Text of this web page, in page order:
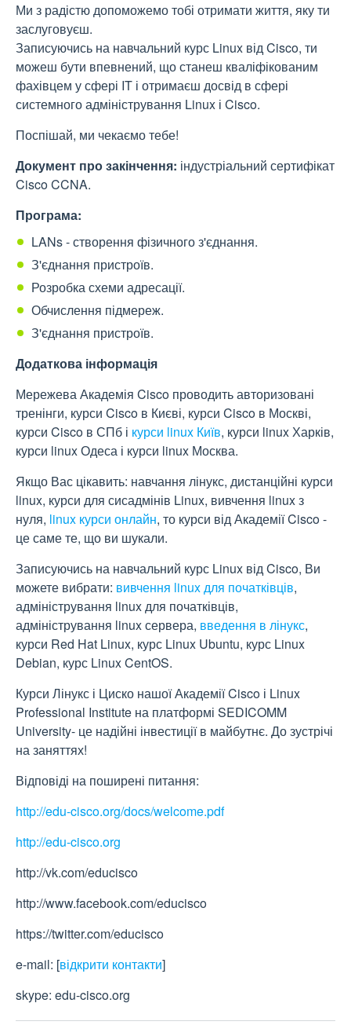
Ми з радістю допоможемо тобі отримати життя, яку ти
заслуговуєш.
Записуючись на навчальний курс Linux від Cisco, ти
можеш бути впевнений, що станеш кваліфікованим
фахівцем у сфері IT і отримаєш досвід в сфері
системного адміністрування Linux і Cisco.
Поспішай, ми чекаємо тебе!
Документ про закінчення: індустріальний сертифікат
Cisco CCNA.
Програма:
LANs - створення фізичного з'єднання.
З'єднання пристроїв.
Розробка схеми адресації.
Обчислення підмереж.
З'єднання пристроїв.
Додаткова інформація
Мережева Академія Cisco проводить авторизовані
тренінги, курси Cisco в Києві, курси Cisco в Москві,
курси Cisco в СПб і курси linux Київ, курси linux Харків,
курси linux Одеса і курси linux Москва.
Якщо Вас цікавить: навчання лінукс, дистанційні курси
linux, курси для сисадмінів Linux, вивчення linux з
нуля, linux курси онлайн, то курси від Академії Cisco -
це саме те, що ви шукали.
Записуючись на навчальний курс Linux від Cisco, Ви
можете вибрати: вивчення linux для початківців,
адміністрування linux для початківців,
адміністрування linux сервера, введення в лінукс,
курси Red Hat Linux, курс Linux Ubuntu, курс Linux
Debian, курс Linux CentOS.
Курси Лінукс і Циско нашої Академії Cisco і Linux
Professional Institute на платформі SEDICOMM
University- це надійні інвестиції в майбутнє. До зустрічі
на заняттях!
Відповіді на поширені питання:
http://edu-cisco.org/docs/welcome.pdf
http://edu-cisco.org
http://vk.com/educisco
http://www.facebook.com/educisco
https://twitter.com/educisco
e-mail: [відкрити контакти]
skype: edu-cisco.org